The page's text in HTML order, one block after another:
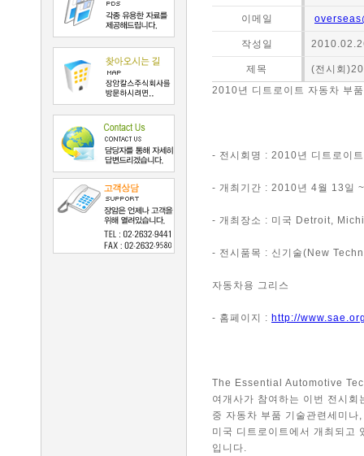
이메일
작성일
제목
(전시회
2010년 디트로이트 자동차 부
- 전시회명 : 2010년 디트로이
- 개최기간 : 2010년 4월 13일
- 개최장소 : 미국 Detroit,
- 전시품목 : 신기술(New
자동차용 그리스
- 홈페이지 : http://
The Essential Automotive
여개사가 참여하는 이번 전시
중 자동차 부품 기술관련세미
미국 디트로이트에서 개최되고
입니다.